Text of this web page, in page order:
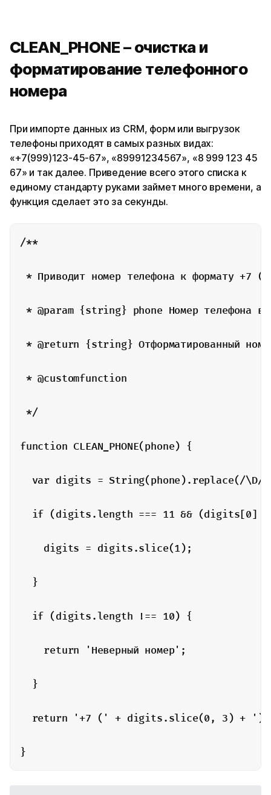
CLEAN_PHONE – очистка и
форматирование телефонного
номера
При импорте данных из CRM, форм или выгрузок
телефоны приходят в самых разных видах:
«+7(999)123-45-67», «89991234567», «8 999 123 45
67» и так далее. Приведение всего этого списка к
единому стандарту руками займет много времени, а
функция сделает это за секунды.
/**
* Приводит номер телефона к формату +7
* @param {string} phone Номер телефона в
* @return {string} Отформатированный
* @customfunction
*/
function CLEAN_PHONE(phone) {
var digits = String(phone).replace(/\D/
if (digits.length === 11 && (digits[0]
    digits = digits.slice(1);
  }
  if (digits.length !== 10) {
    return 'Неверный номер';
  }
return '+7 (' + digits.slice(0, 3) +
}